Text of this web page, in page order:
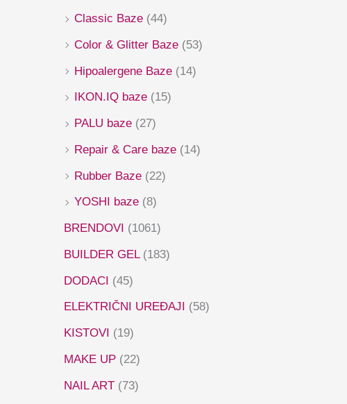
Classic Baze (44)
Color & Glitter Baze (53)
Hipoalergene Baze (14)
IKON.IQ baze (15)
PALU baze (27)
Repair & Care baze (14)
Rubber Baze (22)
YOSHI baze (8)
BRENDOVI (1061)
BUILDER GEL (183)
DODACI (45)
ELEKTRIČNI UREĐAJI
(58)
KISTOVI (19)
MAKE UP (22)
NAIL ART (73)